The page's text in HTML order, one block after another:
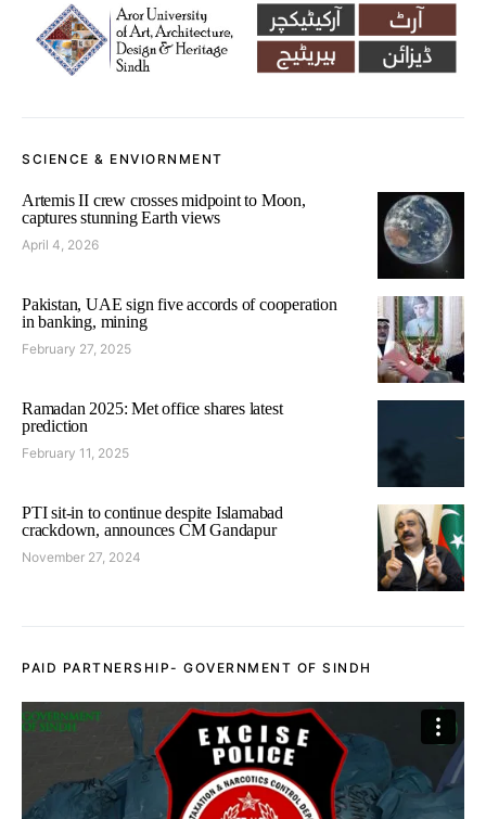
SCIENCE & ENVIORNMENT
Artemis II crew crosses midpoint to Moon,
captures stunning Earth views
April 4, 2026
Pakistan, UAE sign five accords of cooperation
in banking, mining
February 27, 2025
Ramadan 2025: Met office shares latest
prediction
February 11, 2025
PTI sit-in to continue despite Islamabad
crackdown, announces CM Gandapur
November 27, 2024
PAID PARTNERSHIP- GOVERNMENT OF SINDH